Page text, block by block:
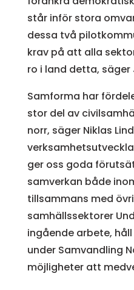
står inför stora
dessa två
krav på att alla
ro i land detta, säger
Samforma har
stor del av
norr, säger Niklas
ger oss goda
samverkan både
tillsammans med
samhällssektorer
ingående arbete,
under Samvandling
möjligheter att